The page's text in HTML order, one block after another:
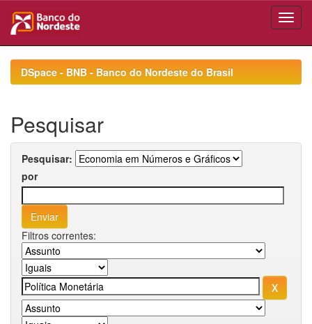
navigationDSpace - BNB - Banco do Nordeste do Brasil
Pesquisar
Pesquisar:
por
Filtros correntes: